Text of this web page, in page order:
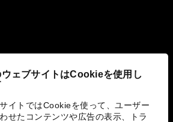
ウェブサイトはCookieを使用し
イトではCookieを使って、ユーザー
せたコンテンツや広告の表示、トラ
ついて
）